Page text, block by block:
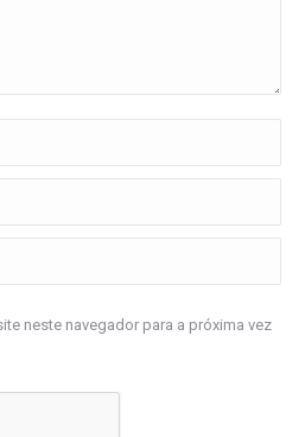
neste navegador para a próxima vez